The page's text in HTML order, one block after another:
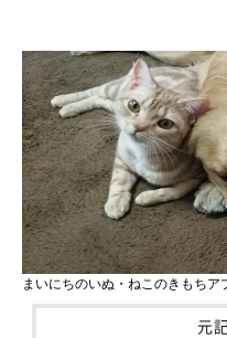
まいにちのいぬ・ねこのきもちア
元